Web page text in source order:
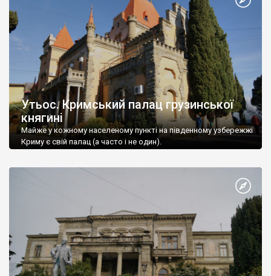
Утьос. Кримський палац грузинської
княгині
Майже у кожному населеному пункті на південному узбережжі
Криму є свій палац (а часто і не один).